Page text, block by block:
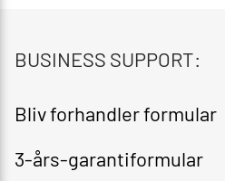
BUSINESS SUPPORT:
Bliv forhandler formular​
3-års-garantiformular​